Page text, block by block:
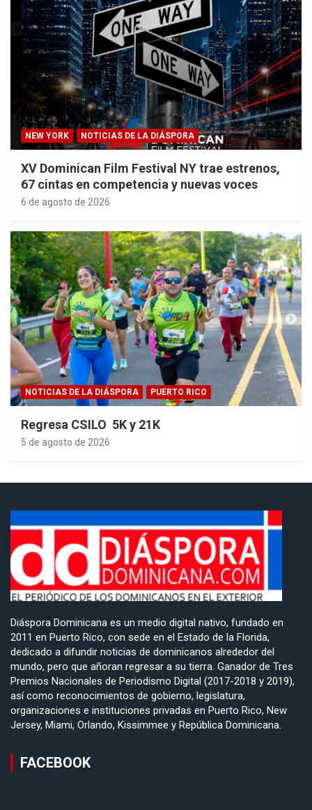
NEW YORK NOTICIAS DE LA DIÁSPORA
XV Dominican Film Festival NY trae estrenos,
67 cintas en competencia y nuevas voces
6 de agosto de 2026
NOTICIAS DE LA DIÁSPORA PUERTO RICO
Regresa CSILO 5K y 21K
5 de agosto de 2026
Diáspora Dominicana es un medio digital nativo, fundado en
2011 en Puerto Rico, con sede en el Estado de la Florida,
dedicado a difundir noticias de dominicanos alrededor del
mundo, pero que añoran regresar a su tierra. Ganador de Tres
Premios Nacionales de Periodismo Digital (2017-2018 y 2019),
así como reconocimientos de gobierno, legislatura,
organizaciones e instituciones privadas en Puerto Rico, New
Jersey, Miami, Orlando, Kissimmee y República Dominicana.
FACEBOOK